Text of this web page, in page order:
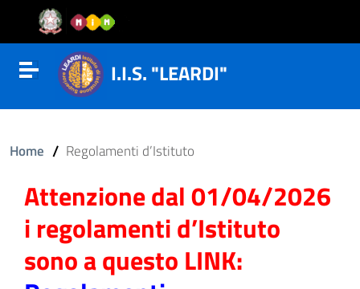
Vai al contenuto
Vail al menu di navigazione
Vai al footer
Attiva disattiva la navigazione
I.I.S. "LEARDI"
Home / Regolamenti d’Istituto
Attenzione dal 01/04/2026
i regolamenti d’Istituto
sono a questo LINK: